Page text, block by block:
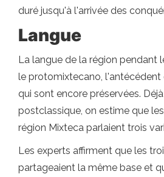
duré jusqu'à l'arrivée des
Langue
La langue de la région pendant
le protomixtecano, l'antécédent
qui sont encore préservées.
postclassique, on estime que
région Mixteca parlaient trois
Les experts affirment que les
partageaient la même base et